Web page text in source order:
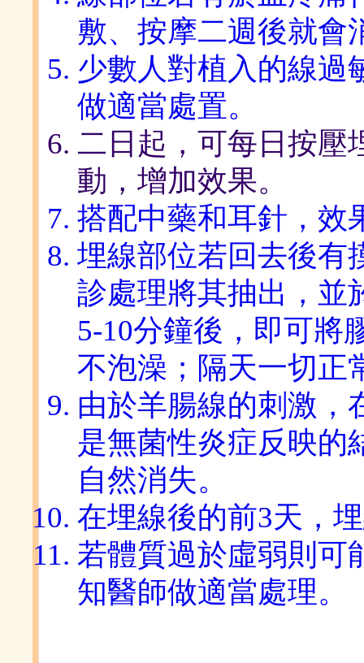
敷、按摩二週後就會
少數人對植入的線過
做適當處置。
二日起，可每日按壓
動，增加效果。
搭配中藥和耳針，效
埋線部位若回去後有
診處理將其抽出，並
5-10分鐘後，即可將
不泡澡；隔天一切正
由於羊腸線的刺激，
是無菌性炎症反映的
自然消失。
在埋線後的前3天，
若體質過於虛弱則可
知醫師做適當處理。